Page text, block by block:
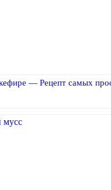
— Рецепт самых